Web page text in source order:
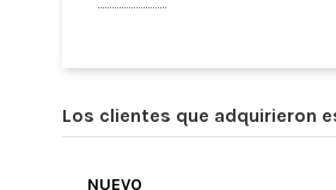
Los clientes que adquirieron
NUEVO